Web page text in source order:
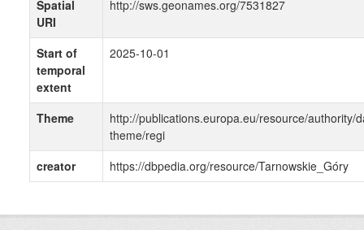
Spatial
URI
http://sws.geonames.org/7531827
Start of
temporal
extent
2025-10-01
Theme
http://publications.europa.eu/resource/authority/
theme/regi
creator
https://dbpedia.org/resource/Tarnowskie_Góry